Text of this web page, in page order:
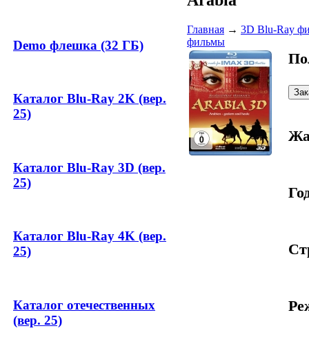
Demo флешка (32 ГБ)
Каталог Blu-Ray 2K (вер.
25)
Каталог Blu-Ray 3D (вер.
25)
Каталог Blu-Ray 4K (вер.
25)
Каталог отечественных
(вер. 25)
Главная → 3D Blu-Ray
фильмы